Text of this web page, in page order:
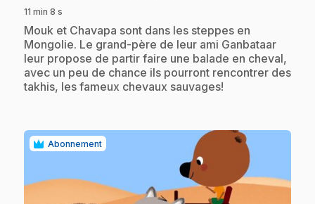
11 min 8 s
.Mouk et Chavapa sont dans les steppes en
Mongolie. Le grand-père de leur ami Ganbataar
leur propose de partir faire une balade en cheval,
avec un peu de chance ils pourront rencontrer des
takhis, les fameux chevaux sauvages!
Abonnement